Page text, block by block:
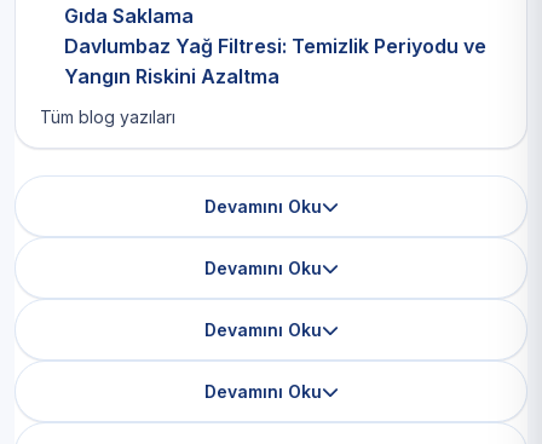
Gıda Saklama
Davlumbaz Yağ Filtresi: Temizlik Periyodu ve
Yangın Riskini Azaltma
Tüm blog yazıları
Devamını Oku
Devamını Oku
Devamını Oku
Devamını Oku